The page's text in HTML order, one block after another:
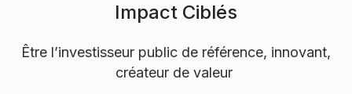
Impact Ciblés
Être l’investisseur public de référence, innovant,
créateur de valeur